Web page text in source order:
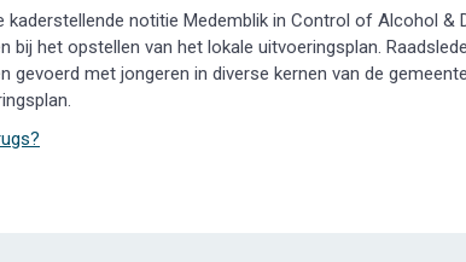
notitie Medemblik in Control of Alcohol &
het opstellen van het lokale uitvoeringsplan.
gevoerd met jongeren in diverse kernen van de